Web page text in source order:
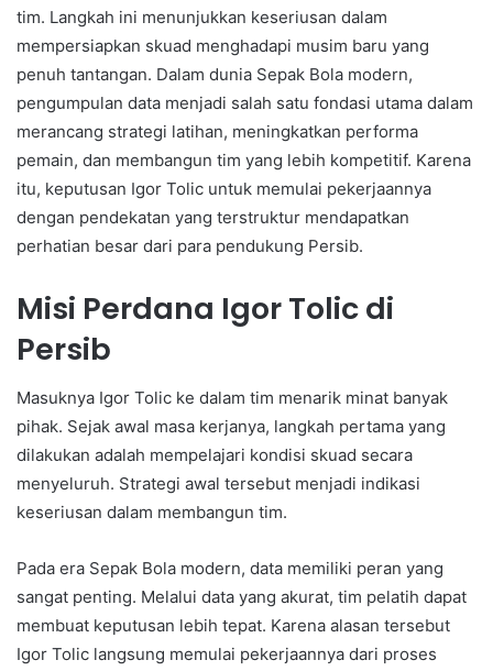
tim. Langkah ini menunjukkan keseriusan dalam
mempersiapkan skuad menghadapi musim baru yang
penuh tantangan. Dalam dunia Sepak Bola modern,
pengumpulan data menjadi salah satu fondasi utama dalam
merancang strategi latihan, meningkatkan performa
pemain, dan membangun tim yang lebih kompetitif. Karena
itu, keputusan Igor Tolic untuk memulai pekerjaannya
dengan pendekatan yang terstruktur mendapatkan
perhatian besar dari para pendukung Persib.
Misi Perdana Igor Tolic di
Persib
Masuknya Igor Tolic ke dalam tim menarik minat banyak
pihak. Sejak awal masa kerjanya, langkah pertama yang
dilakukan adalah mempelajari kondisi skuad secara
menyeluruh. Strategi awal tersebut menjadi indikasi
keseriusan dalam membangun tim.
Pada era Sepak Bola modern, data memiliki peran yang
sangat penting. Melalui data yang akurat, tim pelatih dapat
membuat keputusan lebih tepat. Karena alasan tersebut
Igor Tolic langsung memulai pekerjaannya dari proses